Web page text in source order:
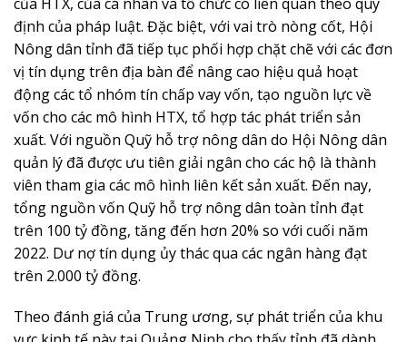
định của pháp luật. Đặc biệt, với vai trò nòng cốt, Hội
Nông dân tỉnh đã tiếp tục phối hợp chặt chẽ với các đơn
vị tín dụng trên địa bàn để nâng cao hiệu quả hoạt
động các tổ nhóm tín chấp vay vốn, tạo nguồn lực về
vốn cho các mô hình HTX, tổ hợp tác phát triển sản
xuất. Với nguồn Quỹ hỗ trợ nông dân do Hội Nông dân
quản lý đã được ưu tiên giải ngân cho các hộ là thành
viên tham gia các mô hình liên kết sản xuất. Đến nay,
tổng nguồn vốn Quỹ hỗ trợ nông dân toàn tỉnh đạt
trên 100 tỷ đồng, tăng đến hơn 20% so với cuối năm
2022. Dư nợ tín dụng ủy thác qua các ngân hàng đạt
trên 2.000 tỷ đồng.
Theo đánh giá của Trung ương, sự phát triển của khu